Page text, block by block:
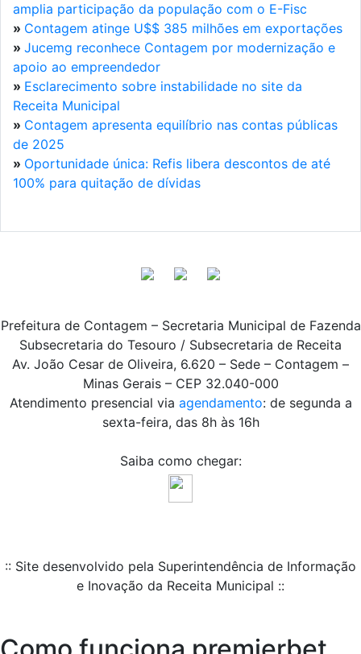
amplia participação da população com o E-Fisc
» Contagem atinge U$$ 385 milhões em exportações
» Jucemg reconhece Contagem por modernização e
apoio ao empreendedor
» Esclarecimento sobre instabilidade no site da
Receita Municipal
» Contagem apresenta equilíbrio nas contas públicas
de 2025
» Oportunidade única: Refis libera descontos de até
100% para quitação de dívidas
Prefeitura de Contagem – Secretaria Municipal de Fazenda
Subsecretaria do Tesouro / Subsecretaria de Receita
Av. João Cesar de Oliveira, 6.620 – Sede – Contagem –
Minas Gerais – CEP 32.040-000
Atendimento presencial via agendamento: de segunda a
sexta-feira, das 8h às 16h
Saiba como chegar:
:: Site desenvolvido pela Superintendência de Informação
e Inovação da Receita Municipal ::